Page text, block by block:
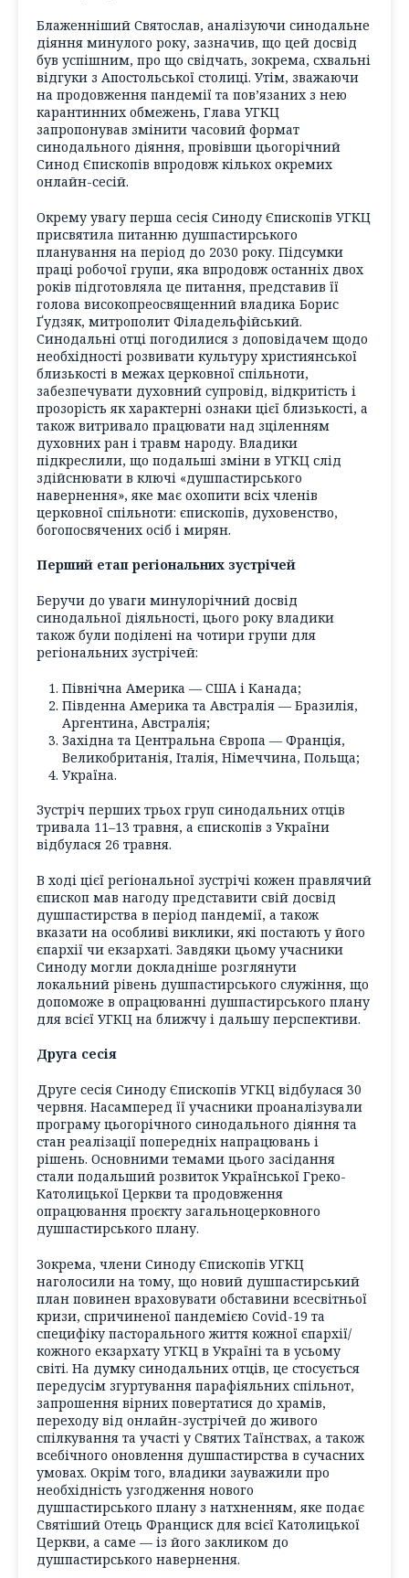
Блаженніший Святослав, аналізуючи синодальне
діяння минулого року, зазначив, що цей досвід
був успішним, про що свідчать, зокрема, схвальні
відгуки з Апостольської столиці. Утім, зважаючи
на продовження пандемії та пов’язаних з нею
карантинних обмежень, Глава УГКЦ
запропонував змінити часовий формат
синодального діяння, провівши цьогорічний
Синод Єпископів впродовж кількох окремих
онлайн-сесій.
Окрему увагу перша сесія Синоду Єпископів УГКЦ
присвятила питанню душпастирського
планування на період до 2030 року. Підсумки
праці робочої групи, яка впродовж останніх двох
років підготовляла це питання, представив її
голова високопреосвященний владика Борис
Ґудзяк, митрополит Філадельфійський.
Синодальні отці погодилися з доповідачем щодо
необхідності розвивати культуру християнської
близькості в межах церковної спільноти,
забезпечувати духовний супровід, відкритість і
прозорість як характерні ознаки цієї близькості, а
також витривало працювати над зціленням
духовних ран і травм народу. Владики
підкреслили, що подальші зміни в УГКЦ слід
здійснювати в ключі «душпастирського
навернення», яке має охопити всіх членів
церковної спільноти: єпископів, духовенство,
богопосвячених осіб і мирян.
Перший етап регіональних зустрічей
Беручи до уваги минулорічний досвід
синодальної діяльності, цього року владики
також були поділені на чотири групи для
регіональних зустрічей:
Північна Америка — США і Канада;
Південна Америка та Австралія — Бразилія,
Аргентина, Австралія;
Західна та Центральна Європа — Франція,
Великобританія, Італія, Німеччина, Польща;
Україна.
Зустріч перших трьох груп синодальних отців
тривала 11–13 травня, а єпископів з України
відбулася 26 травня.
В ході цієї регіональної зустрічі кожен правлячий
єпископ мав нагоду представити свій досвід
душпастирства в період пандемії, а також
вказати на особливі виклики, які постають у його
єпархії чи екзархаті. Завдяки цьому учасники
Синоду могли докладніше розглянути
локальний рівень душпастирського служіння, що
допоможе в опрацюванні душпастирського плану
для всієї УГКЦ на ближчу і дальшу перспективи.
Друга сесія
Друге сесія Синоду Єпископів УГКЦ відбулася 30
червня. Насамперед її учасники проаналізували
програму цьогорічного синодального діяння та
стан реалізації попередніх напрацювань і
рішень. Основними темами цього засідання
стали подальший розвиток Української Греко-
Католицької Церкви та продовження
опрацювання проєкту загальноцерковного
душпастирського плану.
Зокрема, члени Синоду Єпископів УГКЦ
наголосили на тому, що новий душпастирський
план повинен враховувати обставини всесвітньої
кризи, спричиненої пандемією Covid-19 та
специфіку пасторального життя кожної єпархії/
кожного екзархату УГКЦ в Україні та в усьому
світі. На думку синодальних отців, це стосується
передусім згуртування парафіяльних спільнот,
запрошення вірних повертатися до храмів,
переходу від онлайн-зустрічей до живого
спілкування та участі у Святих Таїнствах, а також
всебічного оновлення душпастирства в сучасних
умовах. Окрім того, владики зауважили про
необхідність узгодження нового
душпастирського плану з натхненням, яке подає
Святіший Отець Франциск для всієї Католицької
Церкви, а саме — із його закликом до
душпастирського навернення.